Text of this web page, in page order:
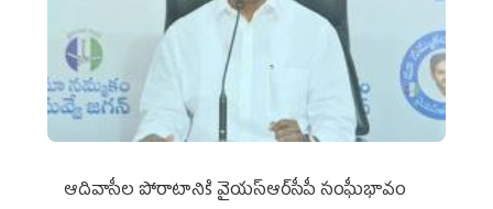
ఆదివాసీల పోరాటానికి వైయ‌స్ఆర్‌సీపీ సంఘీభావం